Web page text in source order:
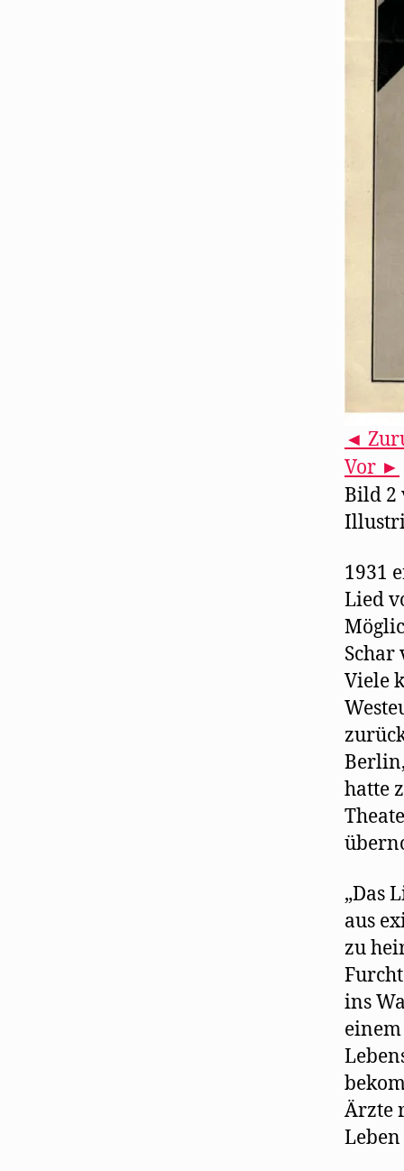
◄
Vor ►
Bild 2
1931
Lied
Schar
Viele
hatte
„Das
aus
zu
ins
Ärzte